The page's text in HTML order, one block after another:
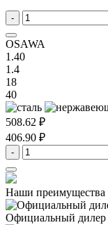
-
OSAWA
1.40
1.4
18
40
508.62 ₽
406.90 ₽
-
Наши преимущества
Официальный дилер